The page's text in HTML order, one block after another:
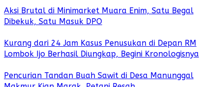
Aksi Brutal di Minimarket Muara Enim, Satu Begal
Dibekuk, Satu Masuk DPO
Kurang dari 24 Jam Kasus Penusukan di Depan RM
Lombok Ijo Berhasil Diungkap, Begini Kronologisnya
Pencurian Tandan Buah Sawit di Desa Manunggal